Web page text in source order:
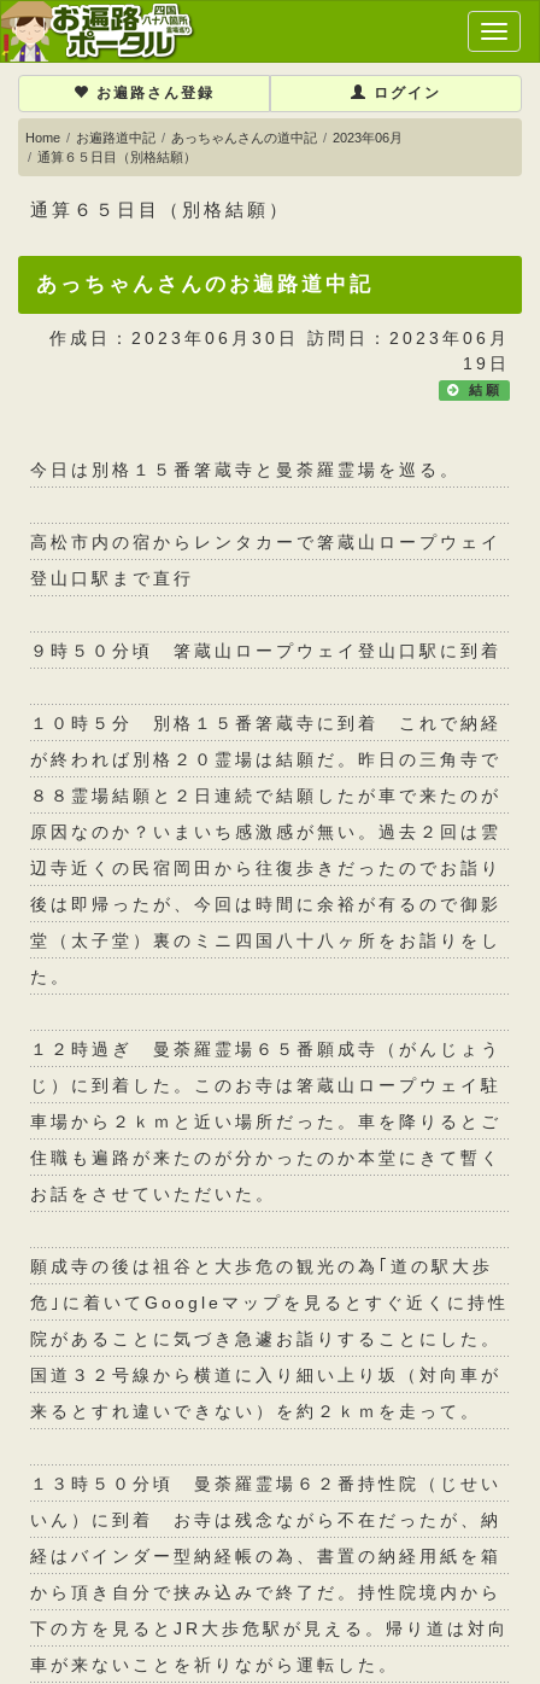
メ
イ
メ
お遍路さん登録 ログイン
Home お遍路道中記 あっちゃんさんの道中記
2023年06月
通算６５日目（別格結願）
通算６５日目（別格結願）
あっちゃんさんのお遍路道中記
作成日：2023年06月30日 訪問日：2023年06月
19日
結願
今日は別格１５番箸蔵寺と曼荼羅霊場を巡る。
高松市内の宿からレンタカーで箸蔵山ロープウェイ
登山口駅まで直行
９時５０分頃 箸蔵山ロープウェイ登山口駅に到着
１０時５分 別格１５番箸蔵寺に到着 これで納経
が終われば別格２０霊場は結願だ。昨日の三角寺で
８８霊場結願と２日連続で結願したが車で来たのが
原因なのか？いまいち感激感が無い。過去２回は雲
辺寺近くの民宿岡田から往復歩きだったのでお詣り
後は即帰ったが、今回は時間に余裕が有るので御影
堂（太子堂）裏のミニ四国八十八ヶ所をお詣りをし
た。
１２時過ぎ 曼荼羅霊場６５番願成寺（がんじょう
じ）に到着した。このお寺は箸蔵山ロープウェイ駐
車場から２ｋｍと近い場所だった。車を降りるとご
住職も遍路が来たのが分かったのか本堂にきて暫く
お話をさせていただいた。
願成寺の後は祖谷と大歩危の観光の為｢道の駅大歩
危｣に着いてGoogleマップを見るとすぐ近くに持性
院があることに気づき急遽お詣りすることにした。
国道３２号線から横道に入り細い上り坂（対向車が
来るとすれ違いできない）を約２ｋｍを走って。
１３時５０分頃 曼荼羅霊場６２番持性院（じせい
いん）に到着 お寺は残念ながら不在だったが、納
経はバインダー型納経帳の為、書置の納経用紙を箱
から頂き自分で挟み込みで終了だ。持性院境内から
下の方を見るとJR大歩危駅が見える。帰り道は対向
車が来ないことを祈りながら運転した。